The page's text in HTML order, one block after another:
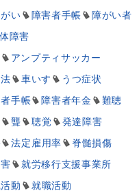
い 障害者手帳
障がい者
障害
アンプティサッカー
車いす
うつ症状
手帳 障害者年金
難聴
聾 聴覚
発達障害
法定雇用率
脊髄損傷
就労移行支援事業所
動
就職活動